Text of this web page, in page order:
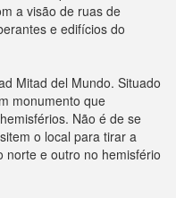
a visão de ruas de
e edifícios do
Mitad del Mundo. Situado
monumento que
Não é de se
o local para tirar a
norte e outro no hemisfério